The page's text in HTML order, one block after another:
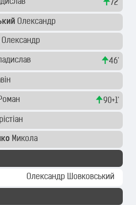
72'
Олександр
Олександр
46'
90+1'
Микола
Олександр Шовковський